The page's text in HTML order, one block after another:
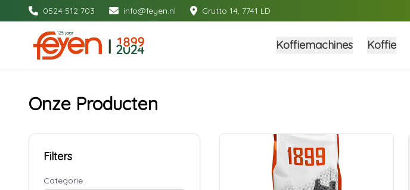
0524 512 703 info@feyen.nl Grutto 14, 7741 LD
Koffiemachines Koffie
Onze Producten
Filters
Categorie